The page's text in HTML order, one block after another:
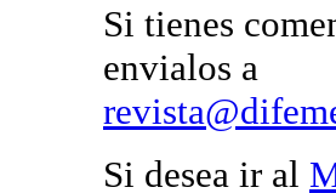
Si tienes
envialos a
Si desea ir al